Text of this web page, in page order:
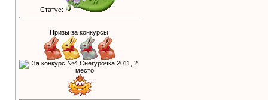
Статус:
Призы за конкурсы: